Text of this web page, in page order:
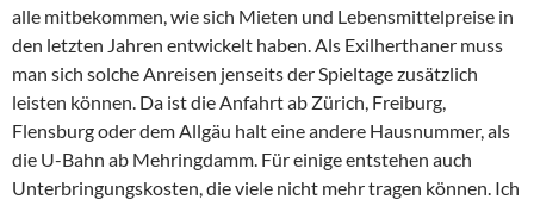
alle mitbekommen, wie sich Mieten und Lebensmittelpreise in
den letzten Jahren entwickelt haben. Als Exilherthaner muss
man sich solche Anreisen jenseits der Spieltage zusätzlich
leisten können. Da ist die Anfahrt ab Zürich, Freiburg,
Flensburg oder dem Allgäu halt eine andere Hausnummer, als
die U-Bahn ab Mehringdamm. Für einige entstehen auch
Unterbringungskosten, die viele nicht mehr tragen können. Ich